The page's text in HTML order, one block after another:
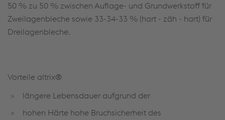
50 % zu 50 % zwischen Auflage- und Grundwerkstoff für
Zweilagenbleche sowie 33-34-33 % (hart - zäh - hart) für
Dreilagenbleche.
Vorteile altrix®
längere Lebensdauer aufgrund der
hohen Härte hohe Bruchsicherheit des